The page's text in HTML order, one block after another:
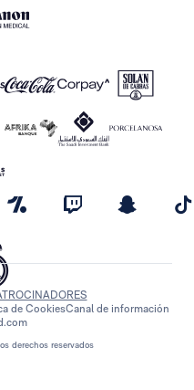
derechos reservados
de CookiesCanal de información